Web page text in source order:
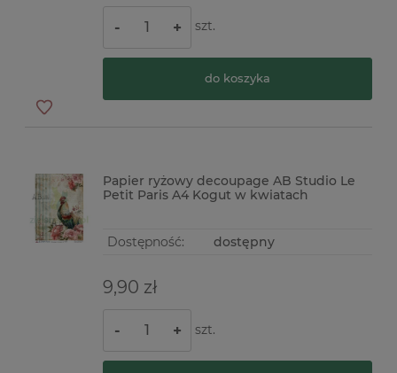
- + szt.
do koszyka
Papier ryżowy decoupage AB Studio Le
Petit Paris A4 Kogut w kwiatach
Dostępność: dostępny
9,90 zł
- + szt.